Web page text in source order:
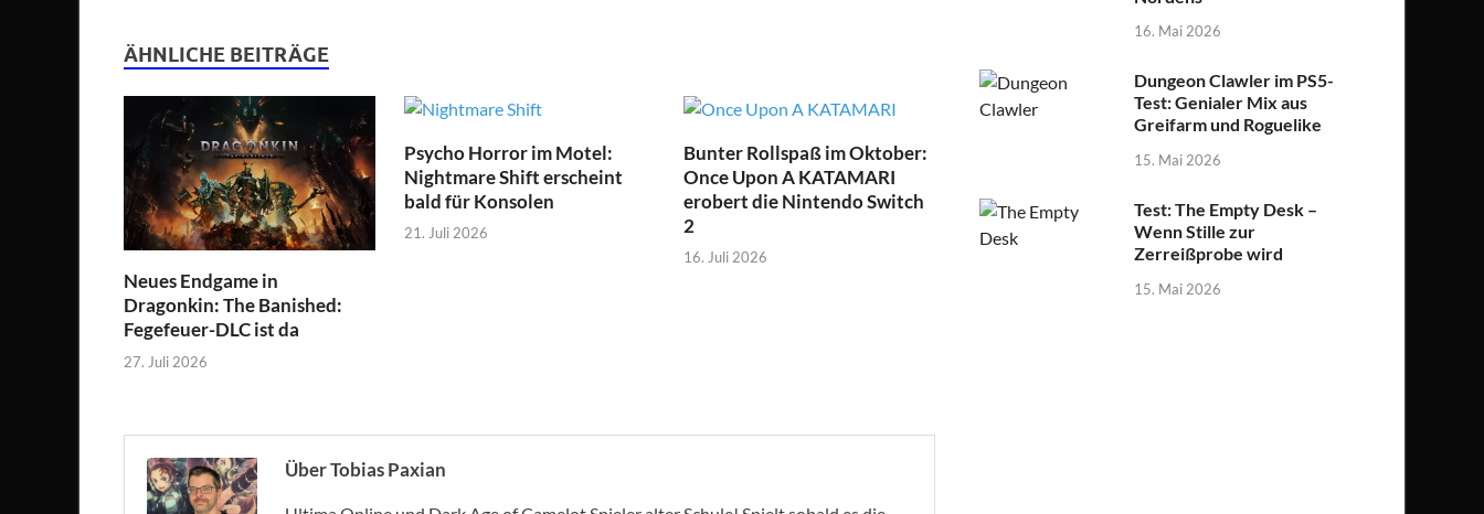
ÄHNLICHE BEITRÄGE
Neues Endgame in
Dragonkin: The Banished:
Fegefeuer-DLC ist da
27. Juli 2026
Psycho Horror im Motel:
Nightmare Shift erscheint
bald für Konsolen
21. Juli 2026
Bunter Rollspaß im Oktober:
Once Upon A KATAMARI
erobert die Nintendo Switch
2
16. Juli 2026
Über Tobias Paxian
16. Mai 2026
Dungeon Clawler im PS5-
Test: Genialer Mix aus
Greifarm und Roguelike
15. Mai 2026
Test: The Empty Desk –
Wenn Stille zur
Zerreißprobe wird
15. Mai 2026